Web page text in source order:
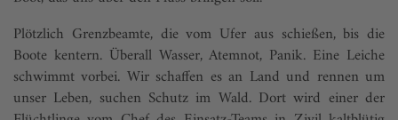
Plötzlich Grenzbeamte, die vom Ufer aus schießen, bis die
Boote kentern. Überall Wasser, Atemnot, Panik. Eine Leiche
schwimmt vorbei. Wir schaffen es an Land und rennen um
unser Leben, suchen Schutz im Wald. Dort wird einer der